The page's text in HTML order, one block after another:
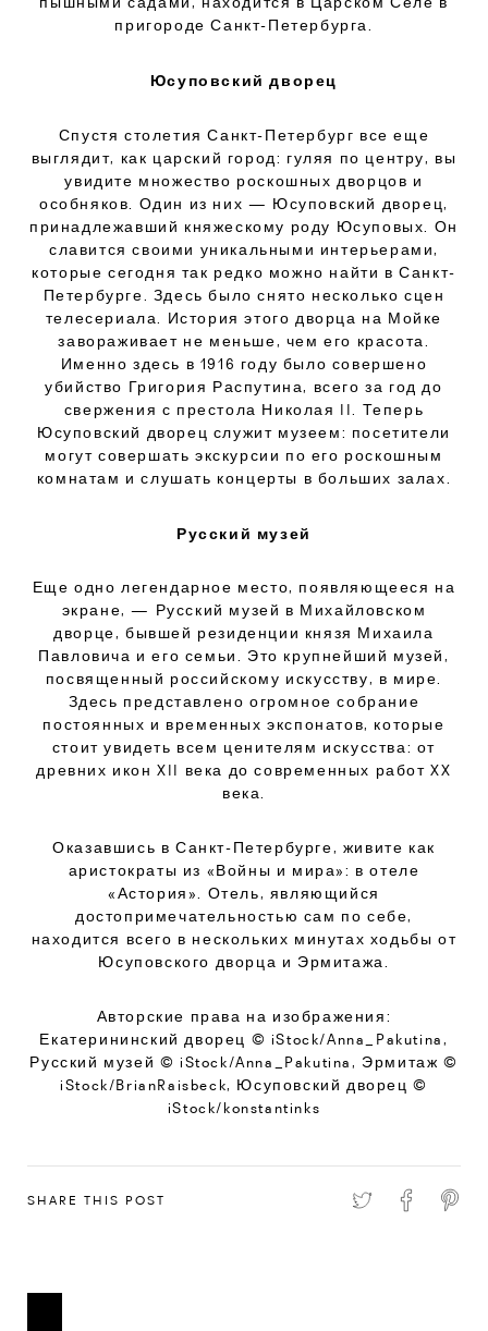
пригороде Санкт-Петербурга.
Юсуповский дворец
Спустя столетия Санкт-Петербург все еще
выглядит, как царский город: гуляя по центру, вы
увидите множество роскошных дворцов и
особняков. Один из них — Юсуповский дворец,
принадлежавший княжескому роду Юсуповых. Он
славится своими уникальными интерьерами,
которые сегодня так редко можно найти в Санкт-
Петербурге. Здесь было снято несколько сцен
телесериала. История этого дворца на Мойке
завораживает не меньше, чем его красота.
Именно здесь в 1916 году было совершено
убийство Григория Распутина, всего за год до
свержения с престола Николая II. Теперь
Юсуповский дворец служит музеем: посетители
могут совершать экскурсии по его роскошным
комнатам и слушать концерты в больших залах.
Русский музей
Еще одно легендарное место, появляющееся на
экране, — Русский музей в Михайловском
дворце, бывшей резиденции князя Михаила
Павловича и его семьи. Это крупнейший музей,
посвященный российскому искусству, в мире.
Здесь представлено огромное собрание
постоянных и временных экспонатов, которые
стоит увидеть всем ценителям искусства: от
древних икон XII века до современных работ XX
века.
Оказавшись в Санкт-Петербурге, живите как
аристократы из «Войны и мира»: в отеле
«Астория». Отель, являющийся
достопримечательностью сам по себе,
находится всего в нескольких минутах ходьбы от
Юсуповского дворца и Эрмитажа.
Авторские права на изображения:
Екатерининский дворец © iStock/Anna_Pakutina,
Русский музей © iStock/Anna_Pakutina, Эрмитаж ©
iStock/BrianRaisbeck, Юсуповский дворец ©
iStock/konstantinks
SHARE THIS POST